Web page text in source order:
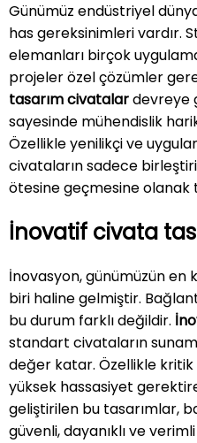
Günümüz endüstriyel
has gereksinimleri vardır.
elemanları birçok
projeler özel çözümler
tasarım civatalardevreye
sayesinde mühendislik
Özellikle yenilikçi ve
civataların sadece
ötesine geçmesine olanak
İnovatif civata
İnovasyon, günümüzün
biri haline gelmiştir.
bu durum farklı değildir.
standart civataların
değer katar. Özellikle
yüksek hassasiyet
geliştirilen bu tasarımlar,
güvenli, dayanıklı ve